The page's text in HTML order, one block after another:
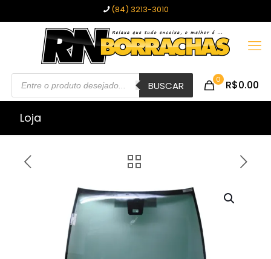
(84) 3213-3010
Pesquisar
produtos BUSCAR 0 R$0.00
Loja